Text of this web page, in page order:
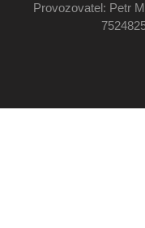
Provozovatel: Petr